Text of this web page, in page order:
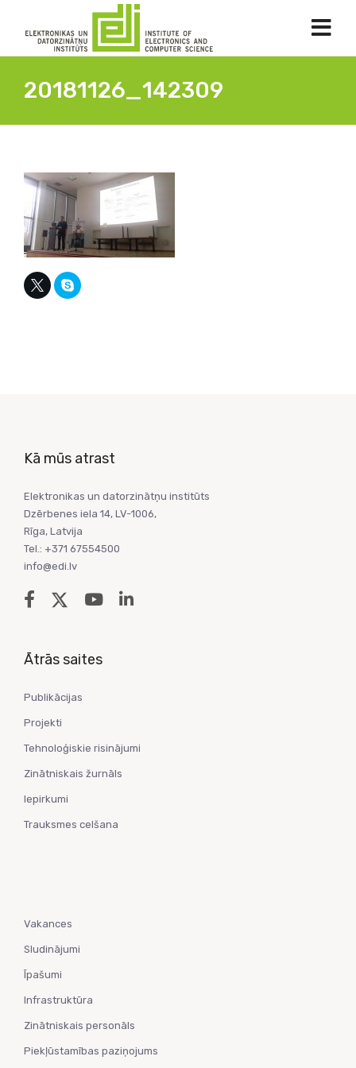
20181126_142309
Kā mūs atrast
Elektronikas un datorzinātņu institūts
Dzērbenes iela 14, LV-1006,
Rīga, Latvija
Tel.: +371 67554500
info@edi.lv
Ātrās saites
Publikācijas
Projekti
Tehnoloģiskie risinājumi
Zinātniskais žurnāls
Iepirkumi
Trauksmes celšana
Vakances
Sludinājumi
Īpašumi
Infrastruktūra
Zinātniskais personāls
Piekļūstamības paziņojums